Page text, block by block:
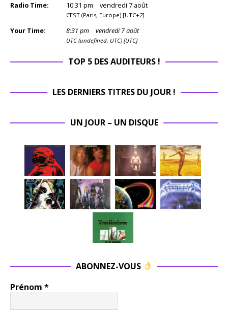
Radio Time: 10:31 pm vendredi 7 août
CEST (Paris, Europe) [UTC+2]
Your Time: 8:31 pm vendredi 7 août
UTC (undefined, UTC) [UTC]
TOP 5 DES AUDITEURS !
LES DERNIERS TITRES DU JOUR !
UN JOUR – UN DISQUE
ABONNEZ-VOUS
Prénom *